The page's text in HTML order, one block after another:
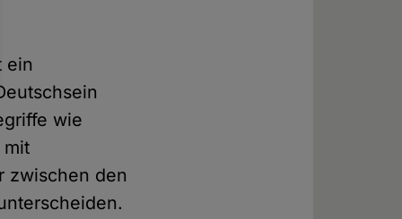
ein
wie
mit
zwischen den